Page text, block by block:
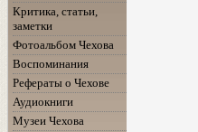
Критика, статьи,
заметки
Фотоальбом Чехова
Воспоминания
Рефераты о Чехове
Аудиокниги
Музеи Чехова